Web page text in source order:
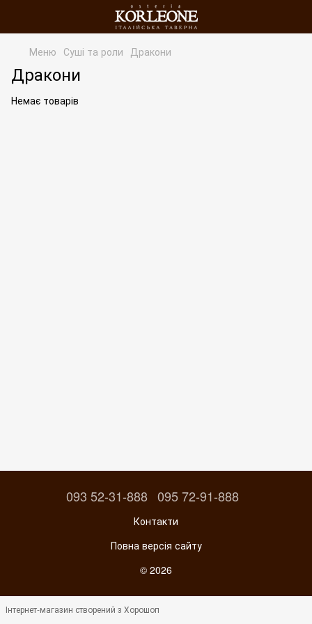
Меню Суші та роли Дракони
Дракони
Немає товарів
093 52-31-888 095 72-91-888
Контакти
Повна версія сайту
© 2026
Інтернет-магазин створений з Хорошоп